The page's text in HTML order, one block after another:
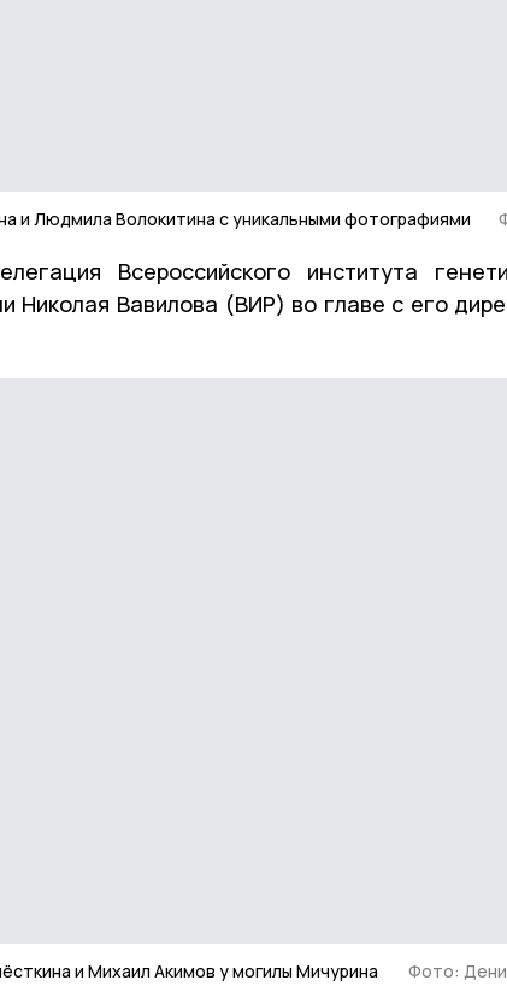
и Людмила Волокитина с уникальными фотографиями
Всероссийского института
Николая Вавилова (ВИР) во главе с его
и Михаил Акимов у могилы Мичурина Фото: